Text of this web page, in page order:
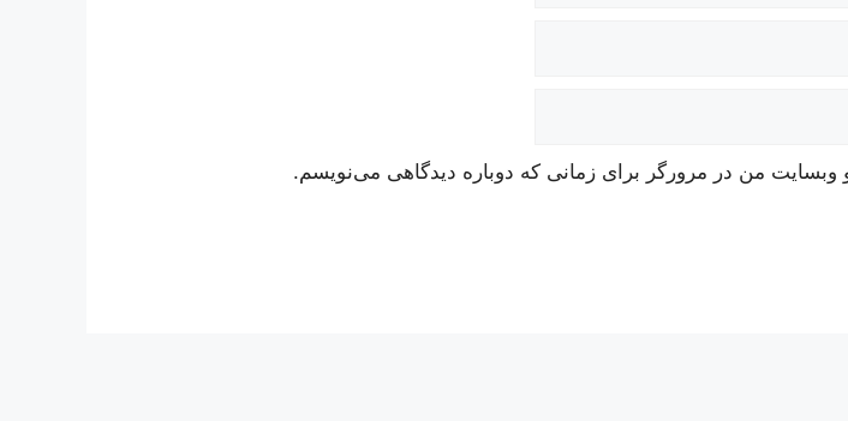
و وبسایت من در مرورگر برای زمانی که دوباره دیدگاهی می‌نویسم.